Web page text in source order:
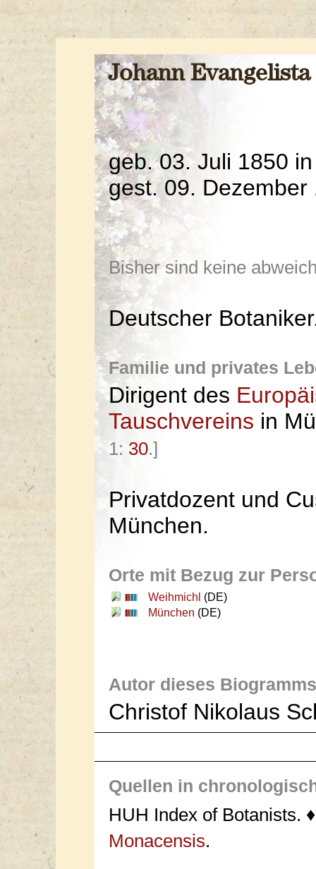
Johann Evangelista
geb. 03. Juli 1850
gest. 09.
Bisher sind keine
Deutscher
Familie und privates
Dirigent des
Tauschvereins in
1: 30.]
Privatdozent und
München.
Orte mit Bezug zur
Weihmichl (DE)
München (DE)
Autor dieses
Christof Nikolaus
Quellen in
HUH Index of Botanists.
Monacensis.